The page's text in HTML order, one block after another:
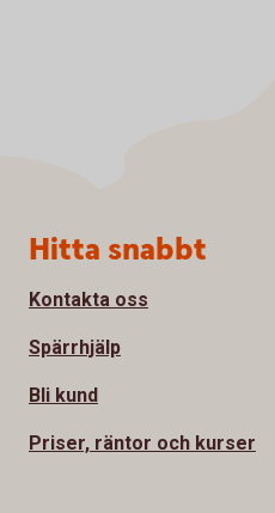
Sidfot
Hitta snabbt
Kontakta oss
Spärrhjälp
Bli kund
Priser, räntor och kurser